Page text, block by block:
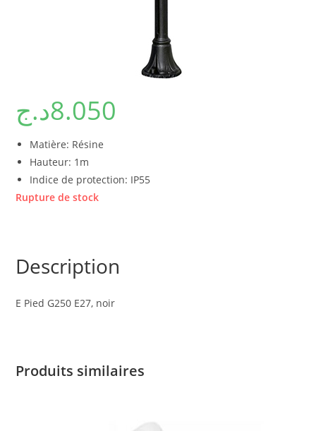
8.050د.ج
Matière: Résine
Hauteur: 1m
Indice de protection: IP55
Rupture de stock
Description
E Pied G250 E27, noir
Produits similaires